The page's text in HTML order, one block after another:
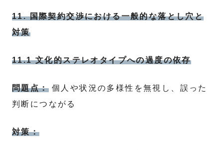
11. 国際契約交渉における一般的な落とし穴と
対策
11.1 文化的ステレオタイプへの過度の依存
問題点：個人や状況の多様性を無視し、誤った
判断につながる
対策：